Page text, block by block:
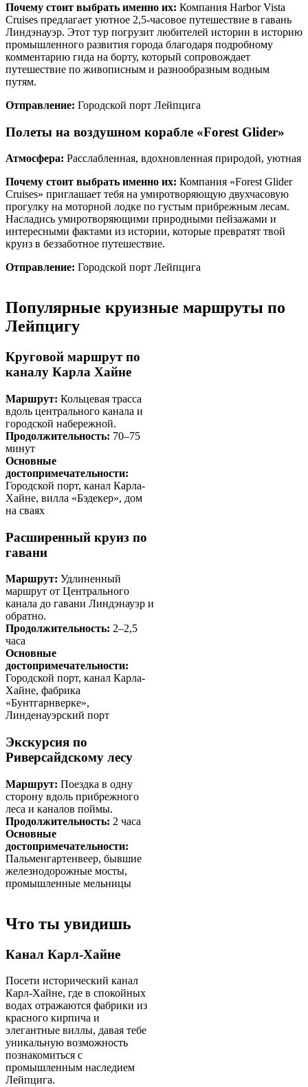
Почему стоит выбрать именно их: Компания Harbor Vista
Cruises предлагает уютное 2,5-часовое путешествие в гавань
Линдэнауэр. Этот тур погрузит любителей истории в историю
промышленного развития города благодаря подробному
комментарию гида на борту, который сопровождает
путешествие по живописным и разнообразным водным
путям.
Отправление: Городской порт Лейпцига
Полеты на воздушном корабле «Forest Glider»
Атмосфера: Расслабленная, вдохновленная природой, уютная
Почему стоит выбрать именно их: Компания «Forest Glider
Cruises» приглашает тебя на умиротворяющую двухчасовую
прогулку на моторной лодке по густым прибрежным лесам.
Насладись умиротворяющими природными пейзажами и
интересными фактами из истории, которые превратят твой
круиз в беззаботное путешествие.
Отправление: Городской порт Лейпцига
Популярные круизные маршруты по
Лейпцигу
Круговой маршрут по
каналу Карла Хайне
Маршрут: Кольцевая трасса
вдоль центрального канала и
городской набережной.
Продолжительность: 70–75
минут
Основные
достопримечательности:
Городской порт, канал Карла-
Хайне, вилла «Бэдекер», дом
на сваях
Расширенный круиз по
гавани
Маршрут: Удлиненный
маршрут от Центрального
канала до гавани Линдэнауэр и
обратно.
Продолжительность: 2–2,5
часа
Основные
достопримечательности:
Городской порт, канал Карла-
Хайне, фабрика
«Бунтгарнверке»,
Линденауэрский порт
Экскурсия по
Риверсайдскому лесу
Маршрут: Поездка в одну
сторону вдоль прибрежного
леса и каналов поймы.
Продолжительность: 2 часа
Основные
достопримечательности:
Пальменгартенвеер, бывшие
железнодорожные мосты,
промышленные мельницы
Что ты увидишь
Канал Карл-Хайне
Посети исторический канал
Карл-Хайне, где в спокойных
водах отражаются фабрики из
красного кирпича и
элегантные виллы, давая тебе
уникальную возможность
познакомиться с
промышленным наследием
Лейпцига.